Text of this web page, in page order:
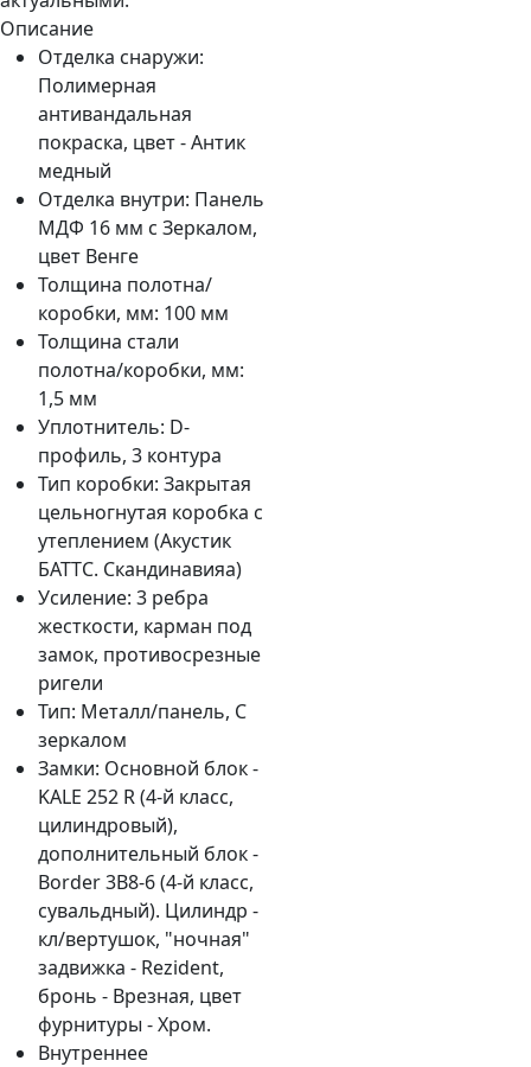
Описание
Отделка снаружи:
Полимерная
антивандальная
покраска, цвет - Антик
медный
Отделка внутри: Панель
МДФ 16 мм с Зеркалом,
цвет Венге
Толщина полотна/
коробки, мм: 100 мм
Толщина стали
полотна/коробки, мм:
1,5 мм
Уплотнитель: D-
профиль, 3 контура
Тип коробки: Закрытая
цельногнутая коробка с
утеплением (Акустик
БАТТС. Скандинавияа)
Усиление: 3 ребра
жесткости, карман под
замок, противосрезные
ригели
Тип: Металл/панель, С
зеркалом
Замки: Основной блок -
KALE 252 R (4-й класс,
цилиндровый),
дополнительный блок -
Border 3B8-6 (4-й класс,
сувальдный). Цилиндр -
кл/вертушок, "ночная"
задвижка - Rezident,
бронь - Врезная, цвет
фурнитуры - Хром.
Внутреннее